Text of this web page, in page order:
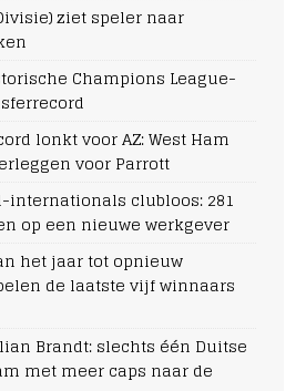
ziet speler naar
Champions League-
lonkt voor AZ: West Ham
voor Parrott
internationals clubloos: 281
op een nieuwe werkgever
het jaar tot opnieuw
de laatste vijf winnaars
Brandt: slechts één Duitse
met meer caps naar de